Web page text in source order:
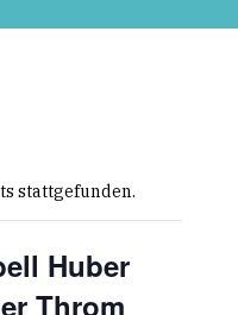
stattgefunden.
Huber
Throm